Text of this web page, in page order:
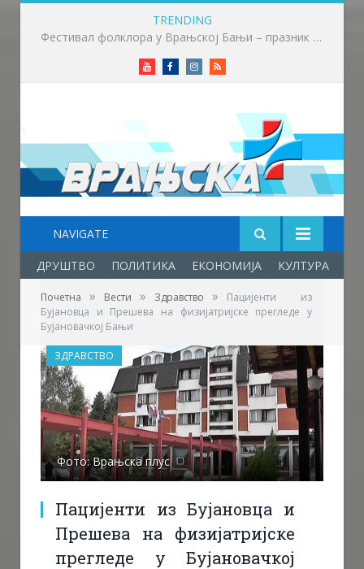
TRENDING
Приређен пријем за учеснике Фестивала фолклора у Врањској Бањи
YoutubeFacebookInstagram
RSS
NAVIGATE
ДРУШТВО ПОЛИТИКА ЕКОНОМИЈА КУЛТУРА
Почетна » Вести » Здравство »
Пацијенти из
Бујановца и Прешева на физијатријске прегледе у
Бујановачкој Бањи
Фото: Врањска плус
Пацијенти из Бујановца и
Прешева на физијатријске
прегледе у Бујановачкој
ЗДРАВСТВО